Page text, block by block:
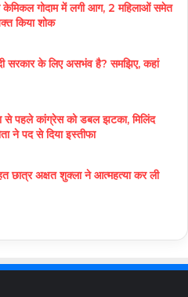
गोदाम में लगी आग, 2 महिलाओं समेत
किया शोक
सरकार के लिए असभंव है? समझिए, कहां
से पहले कांग्रेस को डबल झटका, मिलिंद
ने पद से दिया इस्तीफा
छात्र अक्षत शुक्ला ने आत्महत्या कर ली